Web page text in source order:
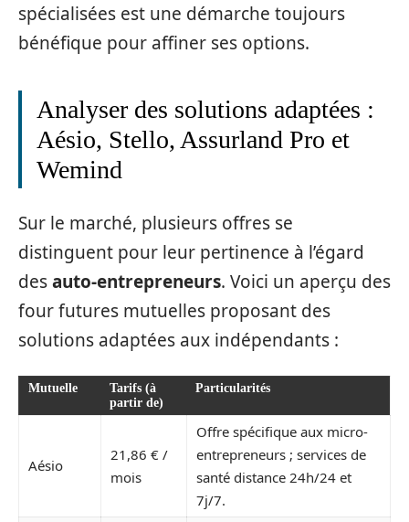
spécialisées est une démarche toujours
bénéfique pour affiner ses options.
Analyser des solutions adaptées :
Aésio, Stello, Assurland Pro et
Wemind
Sur le marché, plusieurs offres se
distinguent pour leur pertinence à l’égard
desauto-entrepreneurs. Voici un aperçu des
four futures mutuelles proposant des
solutions adaptées aux indépendants :
Mutuelle
Tarifs (à
partir de)
Particularités
Aésio
21,86 € /
mois
Offre spécifique aux micro-
entrepreneurs ; services de
santé distance 24h/24 et
7j/7.